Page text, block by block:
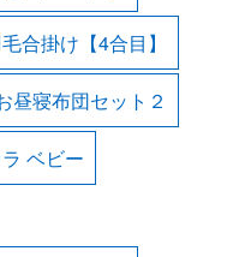
合掛け【4合目】
昼寝布団セット２
ベビー